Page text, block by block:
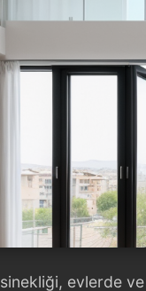
sinekliği, evlerde